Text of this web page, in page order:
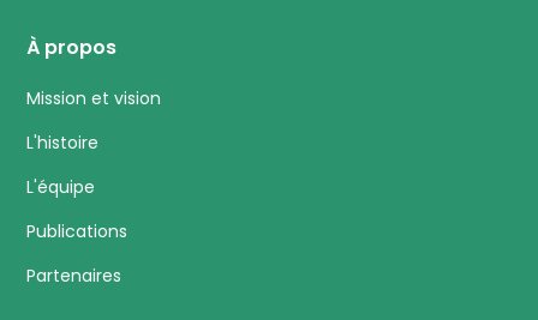
À propos
Mission et vision
L'histoire
L'équipe
Publications
Partenaires